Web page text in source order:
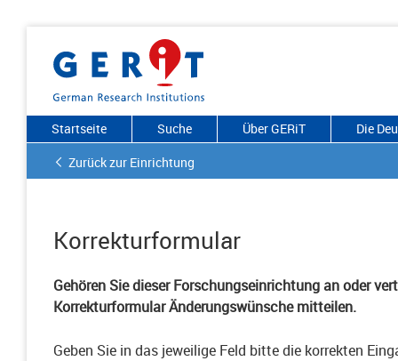
Startseite Suche Über GERiT
Die
Zurück zur Einrichtung
Korrekturformular
Gehören Sie dieser Forschungseinrichtung an oder
Korrekturformular Änderungswünsche mitteilen.
Geben Sie in das jeweilige Feld bitte die korrekten